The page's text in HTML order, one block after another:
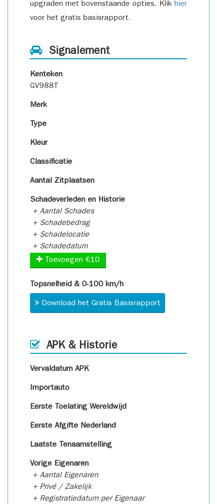
upgraden met bovenstaande opties. Klik hier
voor het gratis basisrapport.
Signalement
Kenteken
GV988T
Merk
Type
Kleur
Classificatie
Aantal Zitplaatsen
Schadeverleden en Historie
+ Aantal Schades
+ Schadebedrag
+ Schadelocatie
+ Schadedatum
Toevoegen €10
Topsnelheid & 0-100 km/h
Download het Gratis Basisrapport
APK & Historie
Vervaldatum APK
Importauto
Eerste Toelating Wereldwijd
Eerste Afgifte Nederland
Laatste Tenaamstelling
Vorige Eigenaren
+ Aantal Eigenaren
+ Privé / Zakelijk
+ Registratiedatum per Eigenaar